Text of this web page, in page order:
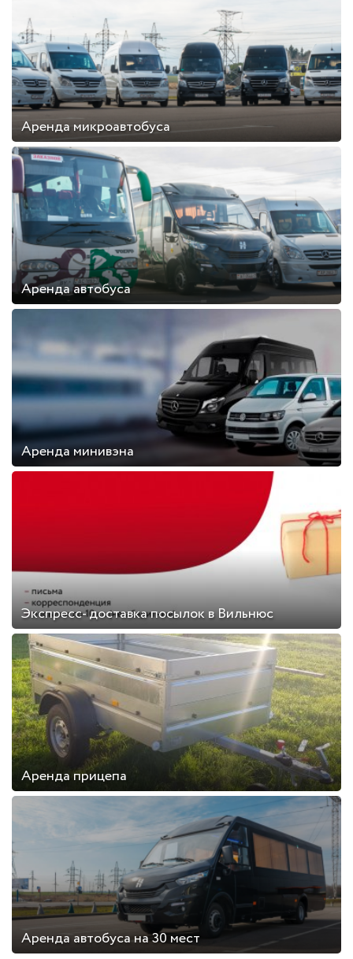
Аренда микроавтобуса
Аренда автобуса
Аренда минивэна
Экспресс- доставка посылок в Вильнюс
Аренда прицепа
Аренда автобуса на 30 мест